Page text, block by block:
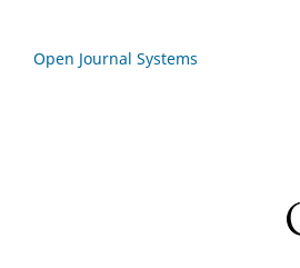
Open Journal Systems